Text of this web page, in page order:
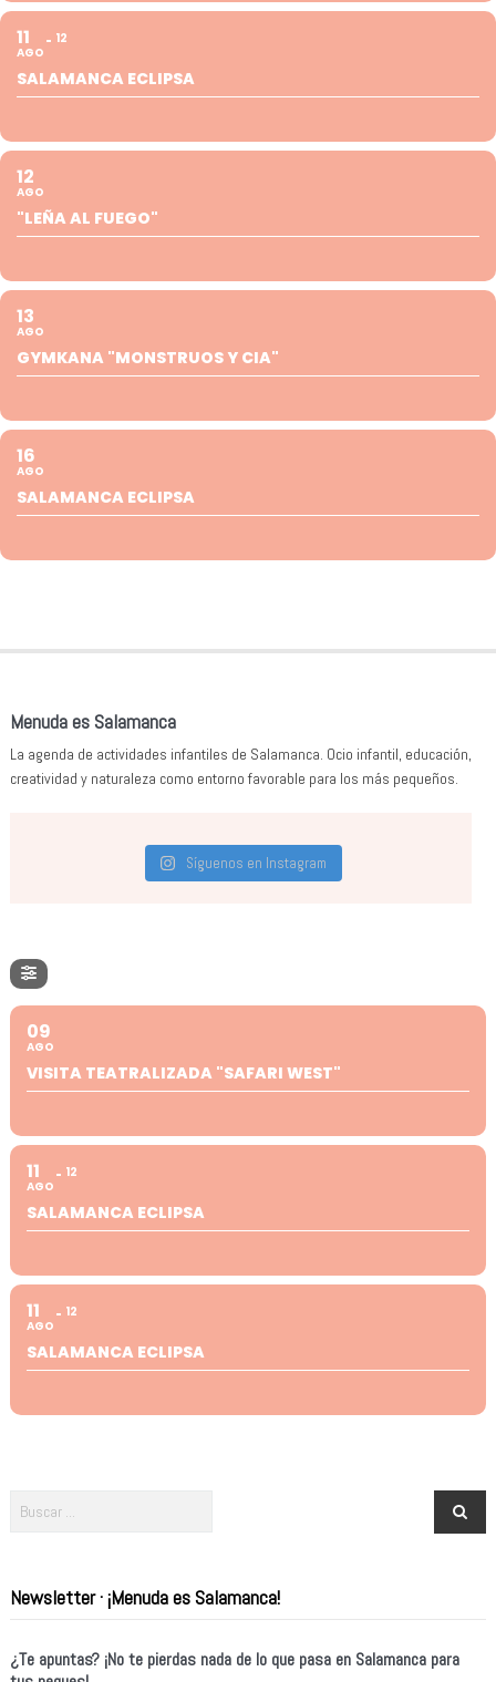
11
AGO
12
SALAMANCA ECLIPSA
12
AGO
"LEÑA AL FUEGO"
13
AGO
GYMKANA "MONSTRUOS Y CIA"
16
AGO
SALAMANCA ECLIPSA
Menuda es Salamanca
La agenda de actividades infantiles de Salamanca. Ocio infantil, educación,
creatividad y naturaleza como entorno favorable para los más pequeños.
Síguenos en Instagram
09
AGO
VISITA TEATRALIZADA "SAFARI WEST"
11
AGO
12
SALAMANCA ECLIPSA
11
AGO
12
SALAMANCA ECLIPSA
Newsletter · ¡Menuda es Salamanca!
¿Te apuntas? ¡No te pierdas nada de lo que pasa en Salamanca para